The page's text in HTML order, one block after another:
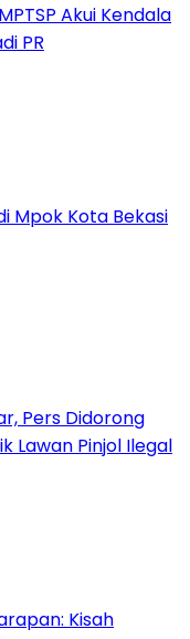
Akui Kendala
PR
Mpok Kota Bekasi
Pers Didorong
Lawan Pinjol Ilegal
Kisah